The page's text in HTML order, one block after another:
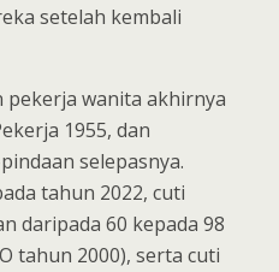
setelah kembali
wanita akhirnya
1955, dan
selepasnya.
tahun 2022, cuti
daripada 60 kepada 98
tahun 2000), serta cuti